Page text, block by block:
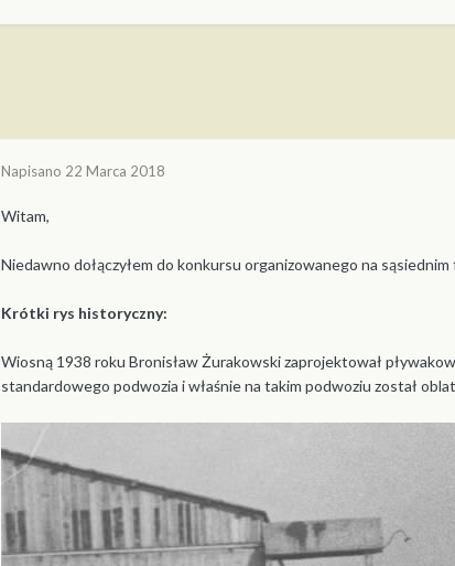
Napisano 22 Marca 2018
Witam,
Niedawno dołączyłem do konkursu organizowanego na
Krótki rys historyczny:
Wiosną 1938 roku Bronisław Żurakowski zaprojektował
standardowego podwozia i właśnie na takim podwoziu został